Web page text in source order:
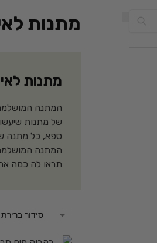
מתנות
מתנות
המתנה
של מתנות שיעשו
ספא, כל מתנה
המתנה המושלמת
תראו לה כמה